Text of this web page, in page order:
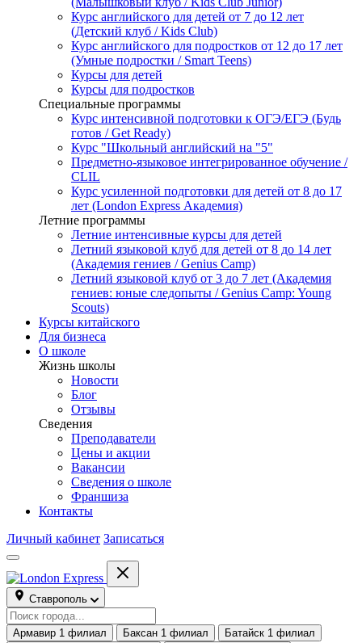
Курс английского для детей от 7 до 12 лет
(Детский клуб / Kids Club)
Курс английского для подростков от 12 до 17 лет
(Умные подростки / Smart Teens)
Курсы для детей
Курсы для подростков
Специальные программы
Курс интенсивной подготовки к ОГЭ/ЕГЭ (Будь
готов / Get Ready)
Курс "Школьный английский на "5"
Предметно-языковое интегрированное обучение /
CLIL
Курс усиленной подготовки для детей от 8 до 17
лет (London Express Академия)
Летние программы
Летние интенсивные курсы для детей
Летний языковой клуб для детей от 8 до 14 лет
(Академия гениев / Genius Camp)
Летний языковой клуб от 3 до 7 лет (Академия
гениев: юные следопыты / Genius Camp: Young
Scouts)
Курсы китайского
Для бизнеса
О школе
Жизнь школы
Новости
Блог
Отзывы
Сведения
Преподаватели
Цены и акции
Вакансии
Сведения о школе
Франшиза
Контакты
Личный кабинет Записаться
Ставрополь
Армавир 1 филиал Баксан 1 филиал Батайск 1 филиал